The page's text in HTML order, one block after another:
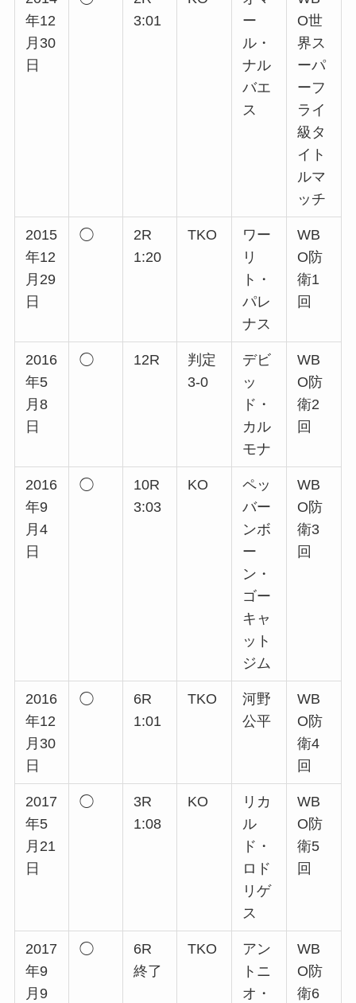
年12
月30
日
3:01
ー
ル・
ナル
バエ
ス
O世
界ス
ーパ
ーフ
ライ
級タ
イト
ルマ
ッチ
2015
年12
月29
日
◯
2R
1:20
TKO
ワー
リ
ト・
パレ
ナス
WB
O防
衛1
回
2016
年5
月8
日
◯ 12R
判定
3-0
デビ
ッ
ド・
カル
モナ
WB
O防
衛2
回
2016
年9
月4
日
◯
10R
3:03
KO
ペッ
バー
ンボ
ー
ン・
ゴー
キャ
ット
ジム
WB
O防
衛3
回
2016
年12
月30
日
◯
6R
1:01
TKO
河野
公平
WB
O防
衛4
回
2017
年5
月21
日
◯
3R
1:08
KO
リカ
ル
ド・
ロド
リゲ
ス
WB
O防
衛5
回
2017
年9
月9
◯
6R
終了
TKO
アン
トニ
オ・
WB
O防
衛6